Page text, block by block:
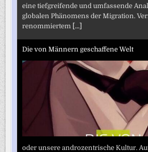
eine tiefgreifende und umfassende
globalen Phänomens der Migration.
renommiertem [...]
Die von Männern geschaffene Welt
oder unsere androzentrische Kultur.